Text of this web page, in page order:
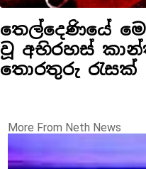
තෙල්දෙණියේ
වූ අභිරහස්
තොරතුරු රැසක්
More From Neth News